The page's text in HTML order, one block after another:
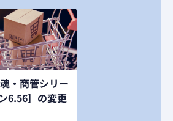
・商管シリー
6.56］の変更